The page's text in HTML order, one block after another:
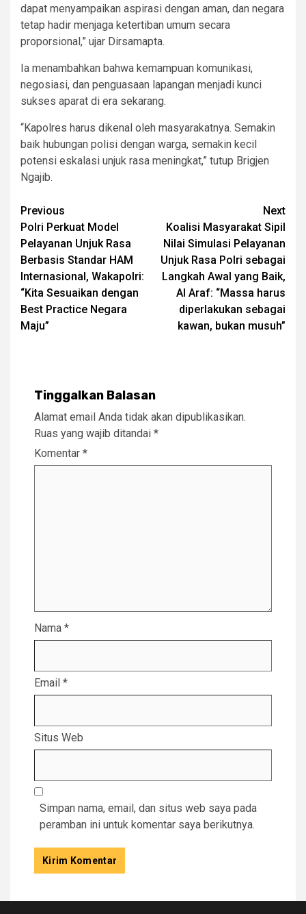
dapat menyampaikan aspirasi dengan aman, dan negara
tetap hadir menjaga ketertiban umum secara
proporsional,” ujar Dirsamapta.
Ia menambahkan bahwa kemampuan komunikasi,
negosiasi, dan penguasaan lapangan menjadi kunci
sukses aparat di era sekarang.
“Kapolres harus dikenal oleh masyarakatnya. Semakin
baik hubungan polisi dengan warga, semakin kecil
potensi eskalasi unjuk rasa meningkat,” tutup Brigjen
Ngajib.
Post
navigation
Previous
Polri Perkuat Model
Pelayanan Unjuk Rasa
Berbasis Standar HAM
Internasional, Wakapolri:
“Kita Sesuaikan dengan
Best Practice Negara
Maju”
Next
Koalisi Masyarakat Sipil
Nilai Simulasi Pelayanan
Unjuk Rasa Polri sebagai
Langkah Awal yang Baik,
Al Araf: “Massa harus
diperlakukan sebagai
kawan, bukan musuh”
Tinggalkan Balasan
Alamat email Anda tidak akan dipublikasikan.
Ruas yang wajib ditandai *
Komentar *
Nama *
Email *
Situs Web
Simpan nama, email, dan situs web saya pada
peramban ini untuk komentar saya berikutnya.